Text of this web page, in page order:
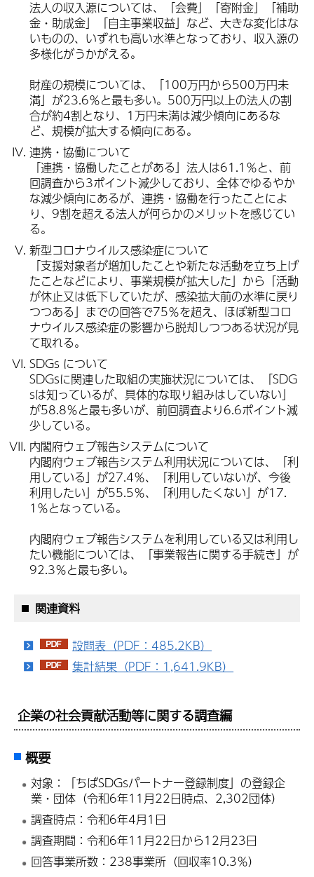
法人の収入源については、「会費」「寄附金」「補助
金・助成金」「自主事業収益」など、大きな変化はな
いものの、いずれも高い水準となっており、収入源の
多様化がうかがえる。
財産の規模については、「100万円から500万円未
満」が23.6％と最も多い。500万円以上の法人の割
合が約4割となり、1万円未満は減少傾向にあるな
ど、規模が拡大する傾向にある。
連携・協働について
「連携・協働したことがある」法人は61.1％と、前
回調査から3ポイント減少しており、全体でゆるやか
な減少傾向にあるが、連携・協働を行ったことによ
り、9割を超える法人が何らかのメリットを感じてい
る。
新型コロナウイルス感染症について
「支援対象者が増加したことや新たな活動を立ち上げ
たことなどにより、事業規模が拡大した」から「活動
が休止又は低下していたが、感染拡大前の水準に戻り
つつある」までの回答で75％を超え、ほぼ新型コロ
ナウイルス感染症の影響から脱却しつつある状況が見
て取れる。
SDGs について
SDGsに関連した取組の実施状況については、「SDG
sは知っているが、具体的な取り組みはしていない」
が58.8％と最も多いが、前回調査より6.6ポイント減
少している。
内閣府ウェブ報告システムについて
内閣府ウェブ報告システム利用状況については、「利
用している」が27.4％、「利用していないが、今後
利用したい」が55.5％、「利用したくない」が17.
1％となっている。
内閣府ウェブ報告システムを利用している又は利用し
たい機能については、「事業報告に関する手続き」が
92.3％と最も多い。
関連資料
設問表（PDF：485.2KB）
集計結果（PDF：1,641.9KB）
企業の社会貢献活動等に関する調査編
概要
対象：「ちばSDGsパートナー登録制度」の登録企
業・団体（令和6年11月22日時点、2,302団体）
調査時点：令和6年4月1日
調査期間：令和6年11月22日から12月23日
回答事業所数：238事業所（回収率10.3％）